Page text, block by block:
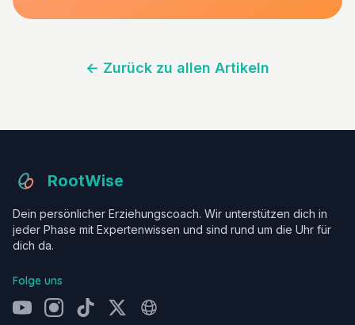
← Zurück zu allen Artikeln
RootWise
Dein persönlicher Erziehungscoach. Wir unterstützen dich in
jeder Phase mit Expertenwissen und sind rund um die Uhr für
dich da.
Folge uns